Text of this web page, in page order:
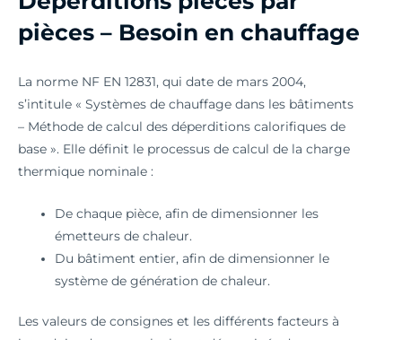
pièces – Besoin en chauffage
La norme NF EN 12831, qui date de mars 2004,
s’intitule « Systèmes de chauffage dans les bâtiments
– Méthode de calcul des déperditions calorifiques de
base ». Elle définit le processus de calcul de la charge
thermique nominale :
De chaque pièce, afin de dimensionner les
émetteurs de chaleur.
Du bâtiment entier, afin de dimensionner le
système de génération de chaleur.
Les valeurs de consignes et les différents facteurs à